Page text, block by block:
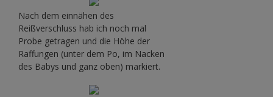
Nach dem einnähen des
Reißverschluss hab ich noch mal
Probe getragen und die Höhe der
Raffungen (unter dem Po, im Nacken
des Babys und ganz oben) markiert.